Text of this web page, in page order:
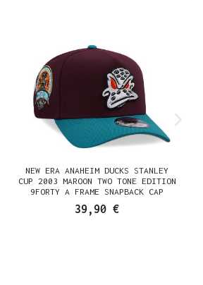
NEW ERA ANAHEIM DUCKS STANLEY
CUP 2003 MAROON TWO TONE EDITION
9FORTY A FRAME SNAPBACK CAP
39,90 €